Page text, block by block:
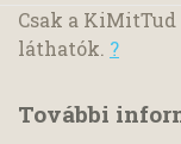
Csak a
láthatók. ?
További